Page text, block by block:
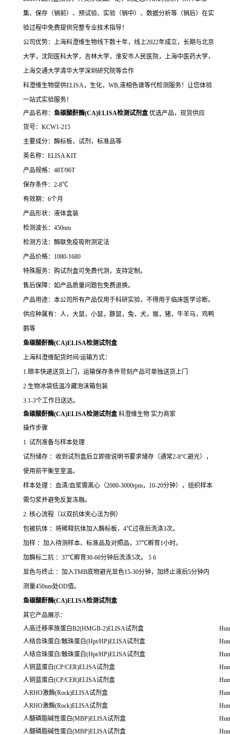
集、保存（销前）、预试验、实验（销中）、数据分析等（销后）在实
验过程中免费提供完整专业技术指导！
公司优势：上海科澄维生物线下数十年，线上2022年成立，长期与北京
大学，沈阳医科大学，吉林大学，淮安市人民医院，上海中医药大学，
上海交通大学清华大学深圳研究院等合作
科澄维生物提供ELISA，生化，WB,液相色谱等代检测服务！让您体验
一站式实验服务！
产品名称： 鱼碳酸酐酶(CA)ELISA检测试剂盒优选产品，现货供应
货号：KCW1-215
主要成分：酶标板，试剂，标准品等
英名称：ELISA KIT
产品规格：48T/96T
保存条件：2-8℃
有效期：6个月
产品形状：液体盒装
检测波长：450nm
检测方法：酶联免疫吸附测定法
产品价格：1080-1680
特殊服务：购试剂盒可免费代测，支持定制。
售后保障：如产品质量问题包免费退换。
产品用途：本公司所有产品仅用于科研实验，不得用于临床医学诊断。
供应种属有：人，大鼠，小鼠，豚鼠，兔，犬，猴，猪，牛羊马，鸡鸭
鹅等
鱼碳酸酐酶(CA)ELISA检测试剂盒
上海科澄维配货时间/运输方式：
1.顺丰快递送货上门，运输保存条件苛刻产品可单独送货上门
2.生物冰袋低温冷藏泡沫箱包装
3.1-3个工作日送达。
鱼碳酸酐酶(CA)ELISA检测试剂盒科澄维生物 实力商家
操作步骤
1. 试剂准备与样本处理
试剂储存 ：收到试剂盒后立即按说明书要求储存（通常2-8°C避光），
使用前平衡至室温。
样本处理 ：血清/血浆需离心（2000-3000rpm，10-20分钟），组织样本
需匀浆并避免反复冻融。
2. 核心流程（以双抗体夹心法为例）
包被抗体 ：将稀释抗体加入酶标板，4℃过夜后洗涤3次。
加样 ：加入待测样本、标准品及对照品，37℃孵育1小时。
加酶标二抗 ：37℃孵育30-60分钟后洗涤5次。 5 6
显色与终止 ：加入TMB底物避光显色15-30分钟，加终止液后5分钟内
测量450nm处OD值。
鱼碳酸酐酶(CA)ELISA检测试剂盒
其它产品展示：
人高迁移率族蛋白B2(HMGB-2)ELISA试剂盒
人结合珠蛋白/触珠蛋白(Hpt/HP)ELISA试剂盒
人结合珠蛋白/触珠蛋白(Hpt/HP)ELISA试剂盒
人铜蓝蛋白(CP/CER)ELISA试剂盒
人铜蓝蛋白(CP/CER)ELISA试剂盒
人RHO激酶(Rock)ELISA试剂盒
人RHO激酶(Rock)ELISA试剂盒
人髓磷脂碱性蛋白(MBP)ELISA试剂盒
人髓磷脂碱性蛋白(MBP)ELISA试剂盒